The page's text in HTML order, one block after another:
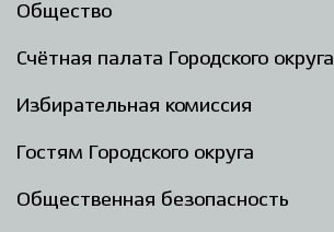
Общество
Счётная палата Городского округа
Избирательная комиссия
Гостям Городского округа
Общественная безопасность